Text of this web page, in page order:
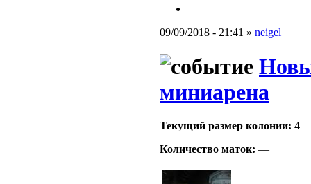
09/09/2018 - 21:41 » neigel
миниарена
Текущий размер кoлонии: 4
Количество маток: —